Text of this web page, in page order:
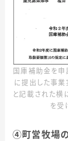
国庫補助金を申
に提出した事業
と記載された横
を受
④町営牧場